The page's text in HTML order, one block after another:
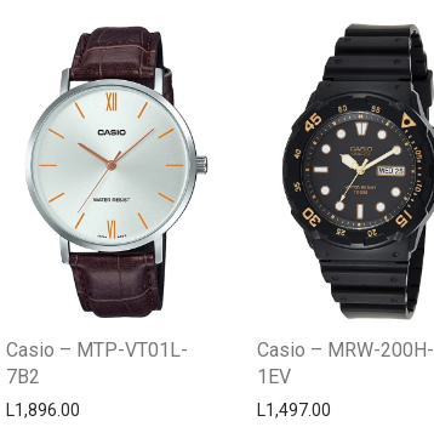
Casio – MTP-VT01L-
7B2
L1,896.00
Casio – MRW-200H-
1EV
L1,497.00